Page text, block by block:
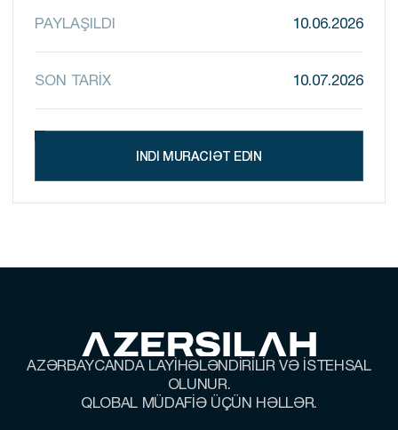
PAYLAŞILDI 10.06.2026
SON TARİX 10.07.2026
İNDİ MÜRACİƏT EDİN
AZƏRBAYCANDA LAYİHƏLƏNDİRİLİR VƏ İSTEHSAL
OLUNUR.
QLOBAL MÜDAFİƏ ÜÇÜN HƏLLƏR.